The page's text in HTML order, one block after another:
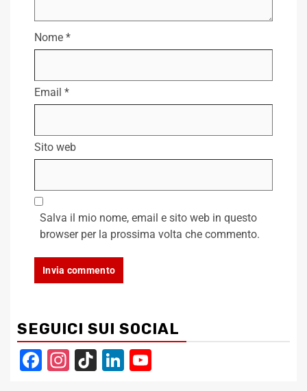
Nome *
Email *
Sito web
Salva il mio nome, email e sito web in questo
browser per la prossima volta che commento.
SEGUICI SUI SOCIAL
Facebook
Instagram
TikTokLinkedIn